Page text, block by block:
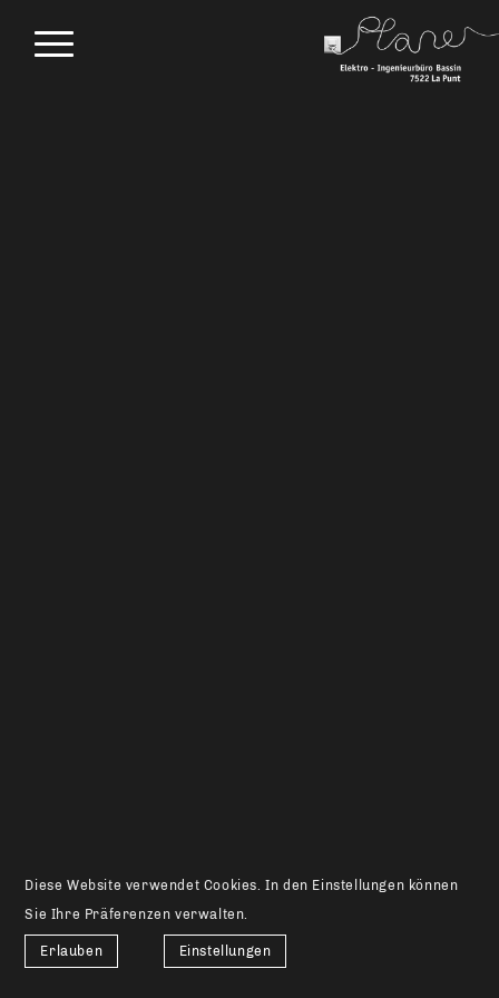
+41 81 850 18 00|bassin@bassin.ch
Diese Website verwendet Cookies. In den Einstellungen können
Sie Ihre Präferenzen verwalten.
Erlauben Einstellungen